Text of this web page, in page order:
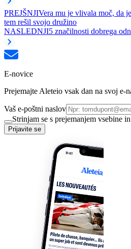
PREJŠNJIVera mu je vlivala moč, da
tem rešil svojo družino
NASLEDNJI5 značilnosti dobrega
E-novice
Prejemajte Aleteio vsak dan na svoj e-
Vaš e-poštni naslov
Strinjam se s prejemanjem vsebine in
Prijavite se